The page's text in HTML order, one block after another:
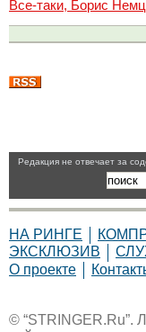
Все-таки, Борис
Pедакция не отвечает за
НА РИНГЕ
ЭКСКЛЮЗИВ
О проекте
© “STRINGER.Ru”.